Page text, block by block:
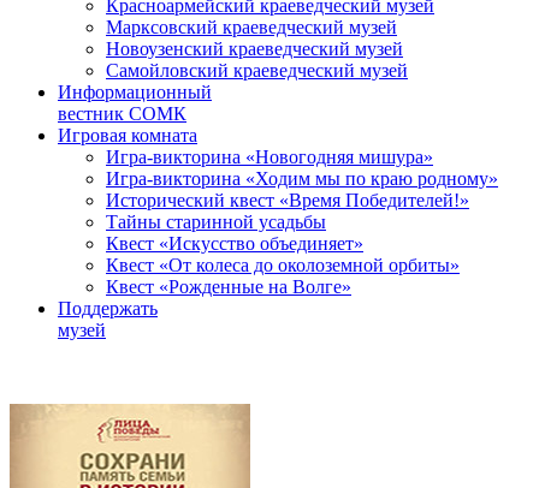
Красноармейский краеведческий музей
Марксовский краеведческий музей
Новоузенский краеведческий музей
Самойловский краеведческий музей
Информационный
вестник СОМК
Игровая комната
Игра-викторина «Новогодняя мишура»
Игра-викторина «Ходим мы по краю родному»
Исторический квест «Время Победителей!»
Тайны старинной усадьбы
Квест «Искусство объединяет»
Квест «От колеса до околоземной орбиты»
Квест «Рожденные на Волге»
Поддержать
музей